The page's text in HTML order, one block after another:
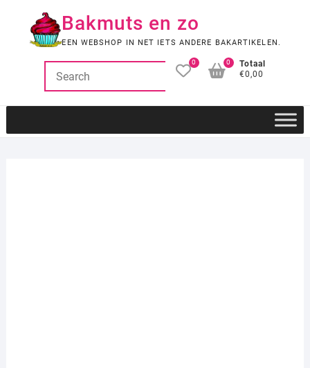
Bakmuts en zo
EEN WEBSHOP IN NET IETS ANDERE BAKARTIKELEN.
0
Totaal
€0,00
0